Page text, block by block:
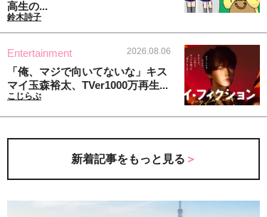
高生の...
鈴木詩子
Entertainment 2026.08.06
「俺、マジで向いてないな」キス
マイ玉森裕太、TVer1000万再生...
こじらぶ
新着記事をもっと見る